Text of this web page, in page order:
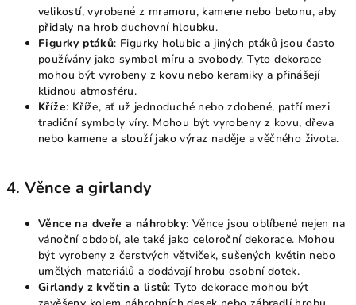
velikostí, vyrobené z mramoru, kamene nebo betonu, aby
přidaly na hrob duchovní hloubku.
Figurky ptáků: Figurky holubic a jiných ptáků jsou často
používány jako symbol míru a svobody. Tyto dekorace
mohou být vyrobeny z kovu nebo keramiky a přinášejí
klidnou atmosféru.
Kříže: Kříže, ať už jednoduché nebo zdobené, patří mezi
tradiční symboly víry. Mohou být vyrobeny z kovu, dřeva
nebo kamene a slouží jako výraz naděje a věčného života.
4.Věnce a girlandy
Věnce na dveře a náhrobky: Věnce jsou oblíbené nejen na
vánoční období, ale také jako celoroční dekorace. Mohou
být vyrobeny z čerstvých větviček, sušených květin nebo
umělých materiálů a dodávají hrobu osobní dotek.
Girlandy z květin a listů: Tyto dekorace mohou být